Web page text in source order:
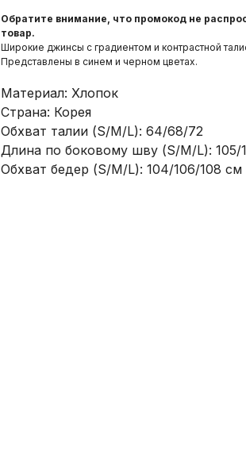
Обратите внимание, что промокод не
товар.
Широкие джинсы с градиентом и контрастной
Представлены в синем и черном цветах.
Материал: Хлопок
Страна: Корея
Обхват талии (S/M/L): 64/68/72
Длина по боковому шву (S/M/L): 105/
Обхват бедер (S/M/L): 104/106/108 см